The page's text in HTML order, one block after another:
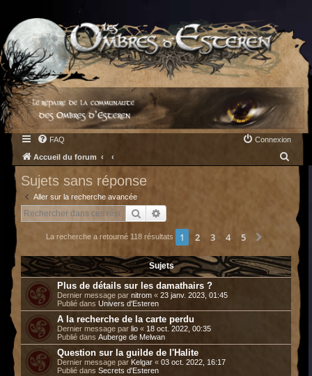
FAQ Connexion
Accueil du forum
c
h
Sujets sans réponse
Aller sur la recherche avancée
Rechercher
La recherche a retourné 118 résultats 1 2 3 4 5
Sujets
Plus de détails sur les damathairs ?
Dernier message par nitrom « 23 janv. 2023, 01:45
Publié dans Univers d'Esteren
A la recherche de la carte perdu
Dernier message par lio « 18 oct. 2022, 00:35
Publié dans Auberge de Melwan
Question sur la guilde de l'Halite
Dernier message par Kelgar « 03 oct. 2022, 16:17
Publié dans Secrets d'Esteren